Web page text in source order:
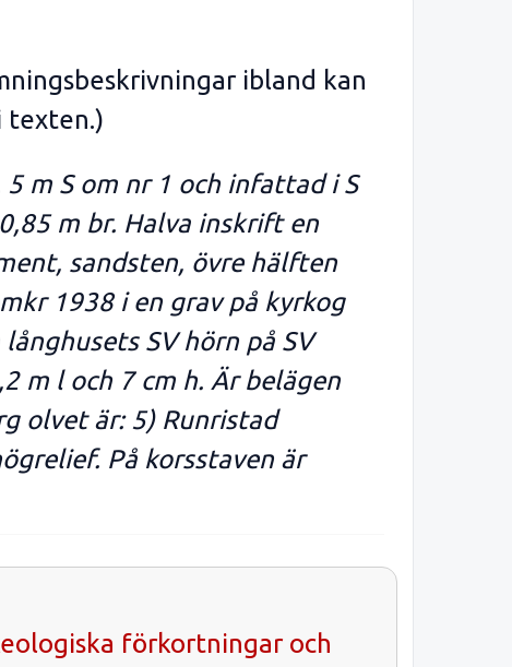
ibland kan
texten.)
m S om nr 1 och infattad i S
m br. Halva inskrift en
sandsten, övre hälften
1938 i en grav på kyrkog
SV hörn på SV
m l och 7 cm h. Är belägen
olvet är: 5) Runristad
På korsstaven är
förkortningar och